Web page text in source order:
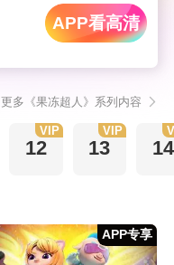
APP看高清
更多《果冻超人》系列内容
12
VIP
13
VIP
14
APP专享